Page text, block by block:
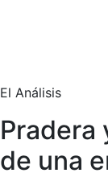
El Análisis
Pradera
de una